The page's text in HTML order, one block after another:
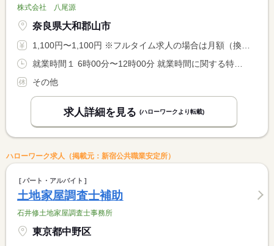
株式会社 八尾源
奈良県大和郡山市
1,100円〜1,100円 ※フルタイム求人の場合は月額（換算額）、パート求人の場合は時間額を表示しています。
就業時間１ 6時00分〜12時00分 就業時間に関する特記事項 ＊応相談 <BR> ＊時間はご希望に応じます。
その他
求人詳細を見る (ハローワークより転載)
ハローワーク求人（掲載元：新宿公共職業安定所）
パート・アルバイト
土地家屋調査士補助
石井修土地家屋調査士事務所
東京都中野区